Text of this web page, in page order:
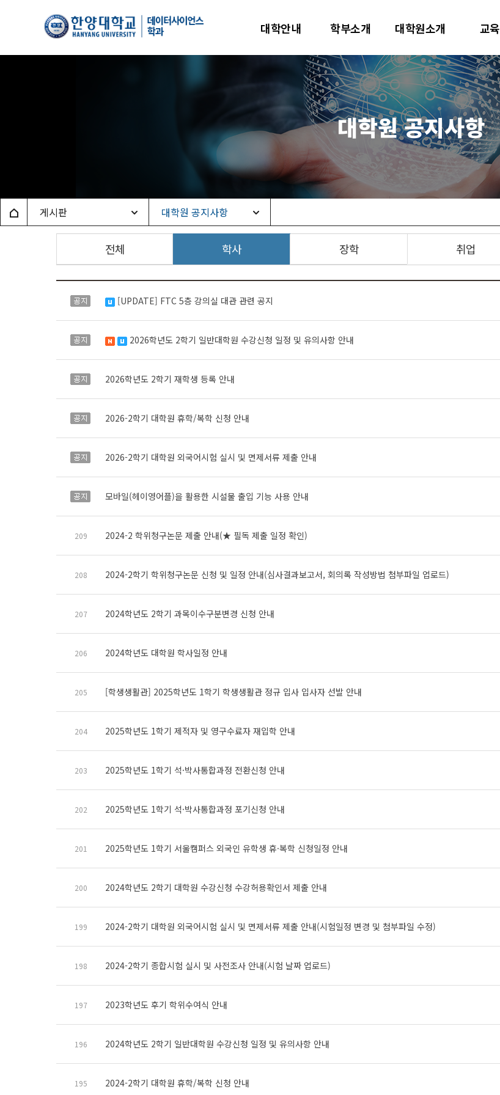
한양대학교
대학안내 학부소개 대학원소개 교육
대학원 공지사항
Home 게시판 대학원 공지사항
전체 학사 장학 취업
공지 수정됨[UPDATE] FTC 5층 강의실 대관 관련 공지
공지 새 글수정됨2026학년도 2학기 일반대학원 수강신청 일정 및 유의사항 안내
공지 2026학년도 2학기 재학생 등록 안내
공지 2026-2학기 대학원 휴학/복학 신청 안내
공지 2026-2학기 대학원 외국어시험 실시 및 면제서류 제출 안내
공지 모바일(헤이영어플)을 활용한 시설물 출입 기능 사용 안내
209 2024-2 학위청구논문 제출 안내(★ 필독 제출 일정 확인)
208 2024-2학기 학위청구논문 신청 및 일정 안내(심사결과보고서, 회의록 작성방법 첨부파일 업로드)
207 2024학년도 2학기 과목이수구분변경 신청 안내
206 2024학년도 대학원 학사일정 안내
205 [학생생활관] 2025학년도 1학기 학생생활관 정규 입사 입사자 선발 안내
204 2025학년도 1학기 제적자 및 영구수료자 재입학 안내
203 2025학년도 1학기 석·박사통합과정 전환신청 안내
202 2025학년도 1학기 석·박사통합과정 포기신청 안내
201 2025학년도 1학기 서울캠퍼스 외국인 유학생 휴·복학 신청일정 안내
200 2024학년도 2학기 대학원 수강신청 수강허용확인서 제출 안내
199 2024-2학기 대학원 외국어시험 실시 및 면제서류 제출 안내(시험일정 변경 및 첨부파일 수정)
198 2024-2학기 종합시험 실시 및 사전조사 안내(시험 날짜 업로드)
197 2023학년도 후기 학위수여식 안내
196 2024학년도 2학기 일반대학원 수강신청 일정 및 유의사항 안내
195 2024-2학기 대학원 휴학/복학 신청 안내